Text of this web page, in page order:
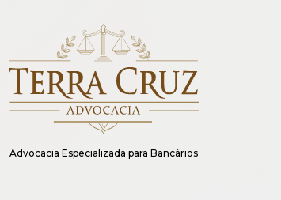
Advocacia Especializada para Bancários